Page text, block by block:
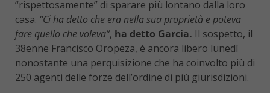
“rispettosamente” di sparare più lontano dalla loro
casa. “Ci ha detto che era nella sua proprietà e poteva
fare quello che voleva”, ha detto Garcia. Il sospetto, il
38enne Francisco Oropeza, è ancora libero lunedì
nonostante una perquisizione che ha coinvolto più di
250 agenti delle forze dell’ordine di più giurisdizioni.